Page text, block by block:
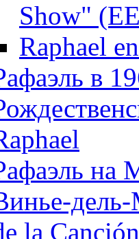
Show"
Raphael
в
на
la